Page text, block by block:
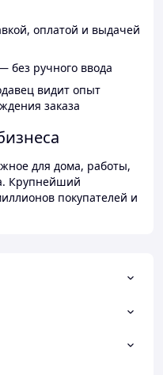
оплатой и выдачей
без ручного ввода
видит опыт
заказа
для дома, работы,
Крупнейший
покупателей и